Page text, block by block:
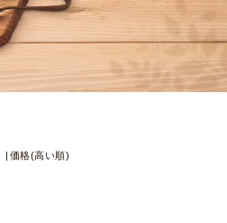
価格(高い順)